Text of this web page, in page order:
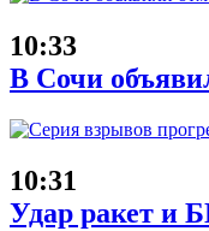
10:33
В Сочи
10:31
Удар ракет и